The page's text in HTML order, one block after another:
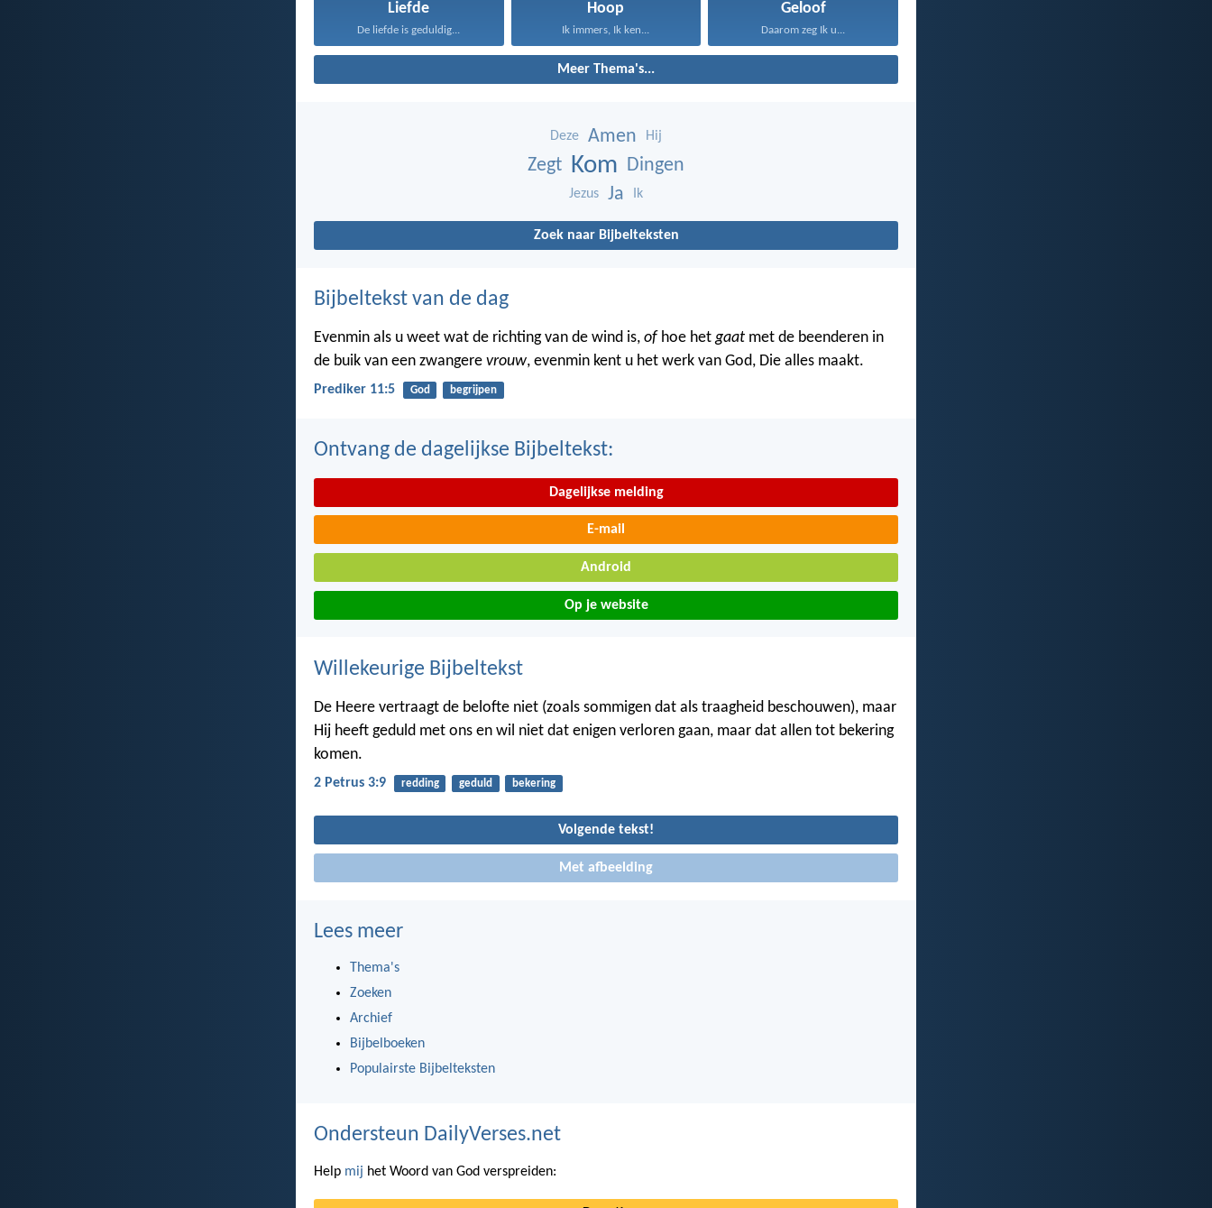
Liefde
De liefde is geduldig...
Hoop
Ik immers, Ik ken...
Geloof
Daarom zeg Ik u...
Meer Thema's...
Deze Amen Hij
Zegt Kom Dingen
Jezus Ja Ik
Zoek naar Bijbelteksten
Bijbeltekst van de dag
Evenmin als u weet wat de richting van de wind is, of hoe hetgaat met de beenderen in
de buik van een zwangere vrouw, evenmin kent u het werk van God, Die alles maakt.
Prediker 11:5 God begrijpen
Ontvang de dagelijkse Bijbeltekst:
Dagelijkse melding
E-mail
Android
Op je website
Willekeurige Bijbeltekst
De Heere vertraagt de belofte niet (zoals sommigen dat als traagheid beschouwen), maar
Hij heeft geduld met ons en wil niet dat enigen verloren gaan, maar dat allen tot bekering
komen.
2 Petrus 3:9 redding geduld bekering
Volgende tekst!
Met afbeelding
Lees meer
Thema's
Zoeken
Archief
Bijbelboeken
Populairste Bijbelteksten
Ondersteun DailyVerses.net
Help mij het Woord van God verspreiden: